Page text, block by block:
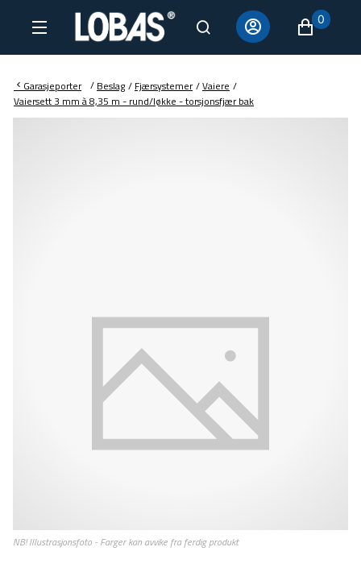
0
Garasjeporter / Beslag / Fjærsystemer /Vaiere /
Vaiersett 3 mm à 8,35 m - rund/løkke - torsjonsfjær bak